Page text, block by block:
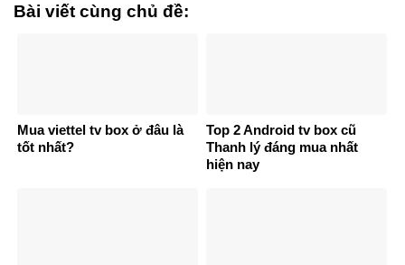
Bài viết cùng chủ đề:
Mua viettel tv box ở đâu là
tốt nhất?
Top 2 Android tv box cũ
Thanh lý đáng mua nhất
hiện nay